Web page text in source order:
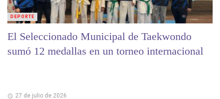
El Seleccionado Municipal de Taekwondo
sumó 12 medallas en un torneo internacional
27 de julio de 2026
DEPORTE